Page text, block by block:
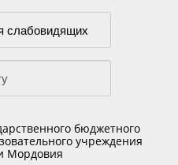
слабовидящих
бюджетного
учреждения
Мордовия